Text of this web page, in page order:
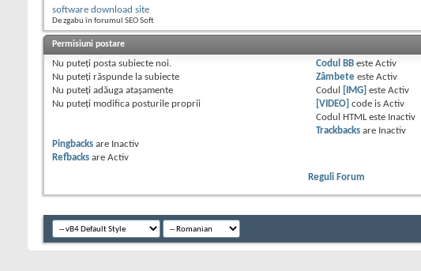
software download site
De zgabu în forumul SEO Soft
Permisiuni postare
Nu puteţi posta subiecte noi.
Nu puteţi răspunde la subiecte
Nu puteţi adăuga ataşamente
Nu puteţi modifica posturile proprii
Codul BB esteActiv
Zâmbete esteActiv
Codul
[IMG] esteActiv
[VIDEO] code isActiv
Codul HTML este Inactiv
Trackbacks are Inactiv
Pingbacks are Inactiv
Refbacks are Activ
Reguli Forum